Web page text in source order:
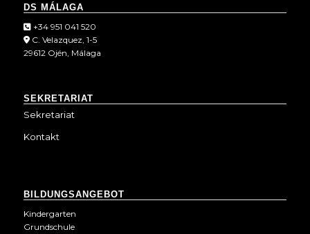
DS MÁLAGA
+34 951 041 520
C. Velazquez, 1-5
29612 Ojén, Málaga
SEKRETARIAT
Sekretariat
Kontakt
BILDUNGSANGEBOT
Kindergarten
Grundschule